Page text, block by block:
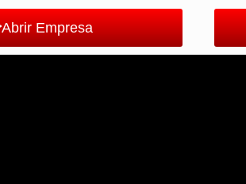
Abrir Empresa